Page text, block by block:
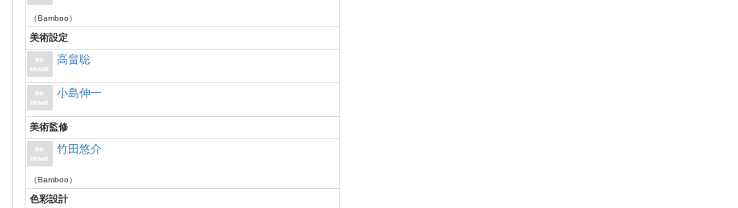
（Bamboo）
美術設定
高畠聡
小島伸一
美術監修
竹田悠介
（Bamboo）
色彩設計